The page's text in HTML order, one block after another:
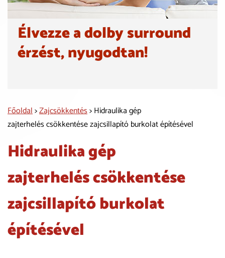
Élvezze a dolby surround
érzést, nyugodtan!
Főoldal>Zajcsökkentés> Hidraulika gép
zajterhelés csökkentése zajcsillapító burkolat építésével
Hidraulika gép
zajterhelés csökkentése
zajcsillapító burkolat
építésével